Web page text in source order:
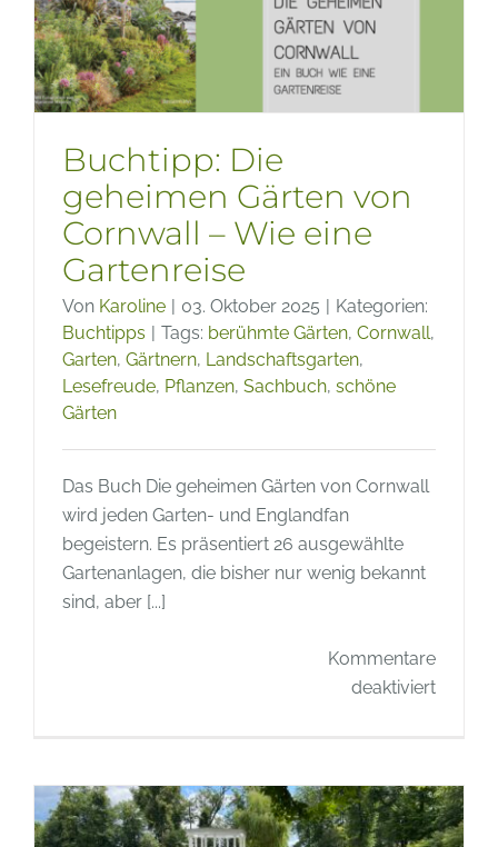
auf
Buchtipp: Die
geheimen Gärten von
Cornwall – Wie eine
Gartenreise
Von Karoline | 03. Oktober 2025 | Kategorien:
Buchtipps | Tags: berühmte Gärten, Cornwall,
Garten, Gärtnern, Landschaftsgarten,
Lesefreude, Pflanzen, Sachbuch, schöne
Gärten
Das Buch Die geheimen Gärten von Cornwall
wird jeden Garten- und Englandfan
begeistern. Es präsentiert 26 ausgewählte
Gartenanlagen, die bisher nur wenig bekannt
sind, aber [...]
Kommentare
deaktiviertfür
Gärten
von